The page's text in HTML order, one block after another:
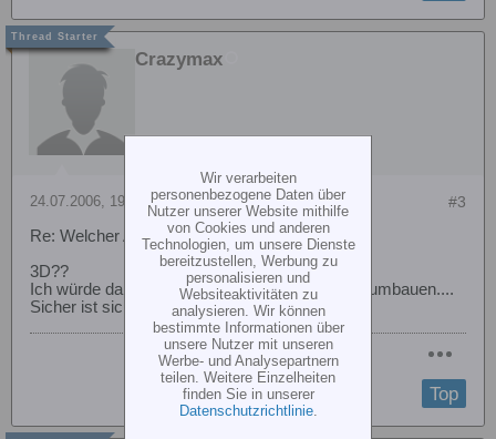
Crazymax
#3
24.07.2006, 19:12
Re: Welcher Akku und Ritzel an logo 10 3D
3D??
Ich würde dann aber noch auf das 0,7er Modul umbauen....
Sicher ist sicher.
Top
Wir verarbeiten
personenbezogene Daten über
Nutzer unserer Website mithilfe
von Cookies und anderen
Technologien, um unsere Dienste
bereitzustellen, Werbung zu
personalisieren und
Websiteaktivitäten zu
analysieren. Wir können
bestimmte Informationen über
unsere Nutzer mit unseren
Werbe- und Analysepartnern
teilen. Weitere Einzelheiten
finden Sie in unserer
Datenschutzrichtlinie.